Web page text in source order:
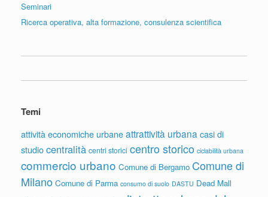
Seminari
Ricerca operativa, alta formazione, consulenza scientifica
Temi
attività economiche urbaneattrattività urbana casi di
studiocentralità centri storici centro storico ciclabilità urbana
commercio urbano Comune di Bergamo Comune di
Milano Comune di Parma consumo di suolo DASTU Dead Mall